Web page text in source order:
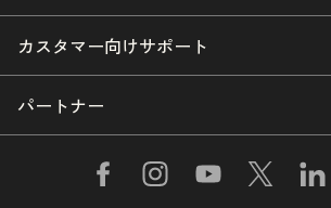
カスタマー向けサポート
パートナー